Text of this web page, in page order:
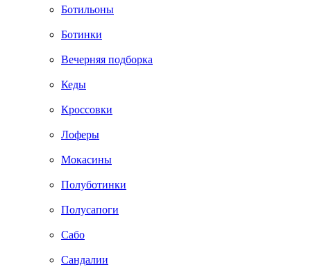
Ботильоны
Ботинки
Вечерняя подборка
Кеды
Кроссовки
Лоферы
Мокасины
Полуботинки
Полусапоги
Сабо
Сандалии